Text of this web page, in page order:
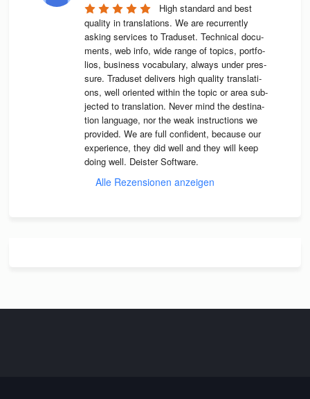
High stan­dard and best
qua­lity in trans­la­ti­ons. We are recur­rently
asking ser­vices to Tra­du­set. Tech­ni­cal docu­
ments, web info, wide range of topics, port­fo­
lios, busi­ness voca­bu­lary, always under pres­
sure. Tra­du­set deli­vers high qua­lity trans­la­ti­
ons, well ori­en­ted wit­hin the topic or area sub­
jec­ted to trans­la­tion. Never mind the desti­na­
tion lan­guage, nor the weak instruc­tions we
pro­vi­ded. We are full con­fi­dent, because our
expe­ri­ence, they did well and they will keep
doing well. Deis­ter Software.
Alle Rezensionen anzeigen